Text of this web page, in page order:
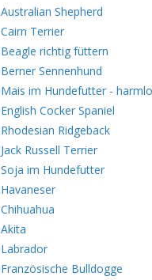
Australian Shepherd
Cairn Terrier
Beagle richtig füttern
Berner Sennenhund
Mais im Hundefutter -
English Cocker Spaniel
Rhodesian Ridgeback
Jack Russell Terrier
Soja im Hundefutter
Havaneser
Chihuahua
Akita
Labrador
Französische Bulldogge